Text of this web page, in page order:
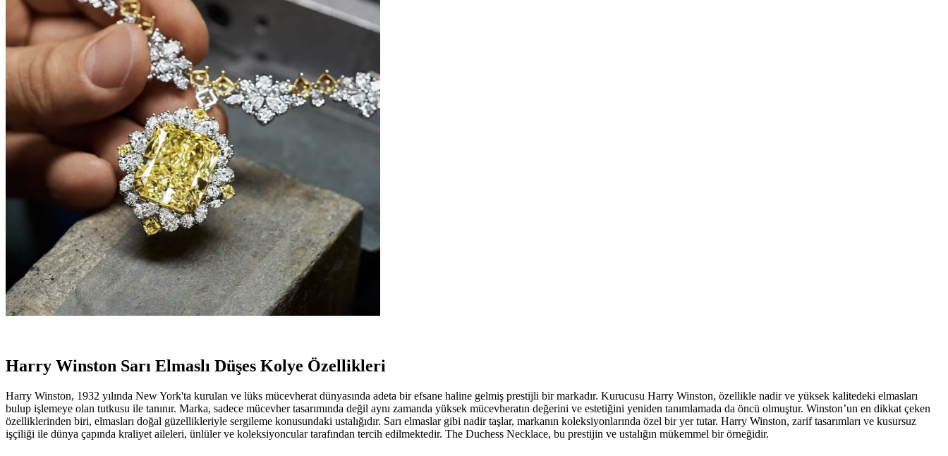
Harry Winston Sarı Elmaslı Düşes Kolye Özellikleri
Harry Winston, 1932 yılında New York'ta kurulan ve lüks mücevherat dünyasında adeta bir efsane haline gelmiş prestijli bir markadır. Kurucusu Harry Winston, özellikle nadir ve yüksek kalitedeki elmasları
bulup işlemeye olan tutkusu ile tanınır. Marka, sadece mücevher tasarımında değil aynı zamanda yüksek mücevheratın değerini ve estetiğini yeniden tanımlamada da öncü olmuştur. Winston’un en dikkat çeken
özelliklerinden biri, elmasları doğal güzellikleriyle sergileme konusundaki ustalığıdır. Sarı elmaslar gibi nadir taşlar, markanın koleksiyonlarında özel bir yer tutar. Harry Winston, zarif tasarımları ve kusursuz
işçiliği ile dünya çapında kraliyet aileleri, ünlüler ve koleksiyoncular tarafından tercih edilmektedir. The Duchess Necklace, bu prestijin ve ustalığın mükemmel bir örneğidir.